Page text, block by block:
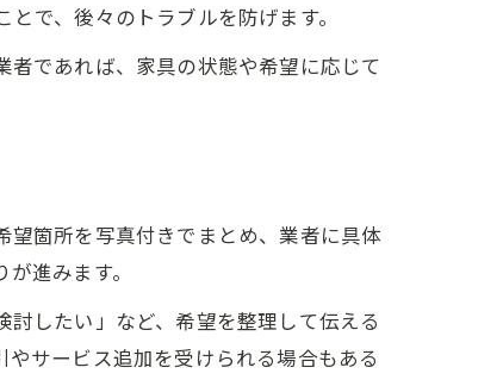
で、後々のトラブルを防げます。
であれば、家具の状態や希望に応じて
箇所を写真付きでまとめ、業者に具体
進みます。
したい」など、希望を整理して伝える
サービス追加を受けられる場合もある